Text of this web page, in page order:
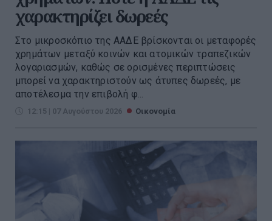
χαρακτηρίζει δωρεές
Στο μικροσκόπιο της ΑΑΔΕ βρίσκονται οι μεταφορές
χρημάτων μεταξύ κοινών και ατομικών τραπεζικών
λογαριασμών, καθώς σε ορισμένες περιπτώσεις
μπορεί να χαρακτηριστούν ως άτυπες δωρεές, με
αποτέλεσμα την επιβολή φ...
12:15 | 07 Αυγούστου 2026 Οικονομία